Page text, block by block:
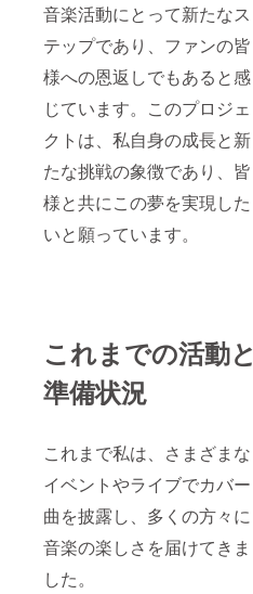
音楽活動にとって新たなス
テップであり、ファンの皆
様への恩返しでもあると感
じています。このプロジェ
クトは、私自身の成長と新
たな挑戦の象徴であり、皆
様と共にこの夢を実現した
いと願っています。
これまでの活動と
準備状況
これまで私は、さまざまな
イベントやライブでカバー
曲を披露し、多くの方々に
音楽の楽しさを届けてきま
した。